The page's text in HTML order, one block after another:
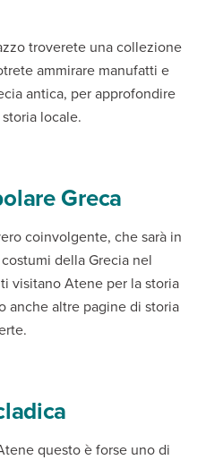
troverete una collezione
ammirare manufatti e
antica, per approfondire
locale.
Greca
coinvolgente, che sarà in
della Grecia nel
visitano Atene per la storia
anche altre pagine di storia
questo è forse uno di